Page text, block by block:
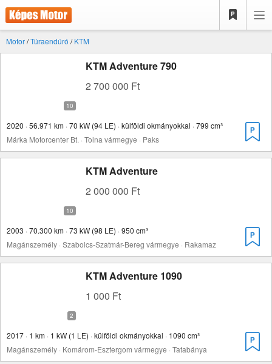
Motor/Túraendúró /KTM
KTM Adventure 790
2 700 000 Ft
2020 · 56.971 km · 70 kW (94 LE) · külföldi okmányokkal · 799 cm³
Márka Motorcenter Bt. · Tolna vármegye · Paks
KTM Adventure
2 000 000 Ft
2003 · 70.300 km · 73 kW (98 LE) · 950 cm³
Magánszemély · Szabolcs-Szatmár-Bereg vármegye · Rakamaz
KTM Adventure 1090
1 000 Ft
2017 · 1 km · 1 kW (1 LE) · külföldi okmányokkal · 1090 cm³
Magánszemély · Komárom-Esztergom vármegye · Tatabánya